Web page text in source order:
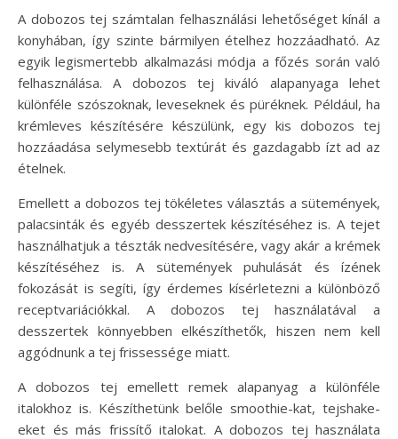
A dobozos tej számtalan felhasználási lehetőséget kínál a
konyhában, így szinte bármilyen ételhez hozzáadható. Az
egyik legismertebb alkalmazási módja a főzés során való
felhasználása. A dobozos tej kiváló alapanyaga lehet
különféle szószoknak, leveseknek és püréknek. Például, ha
krémleves készítésére készülünk, egy kis dobozos tej
hozzáadása selymesebb textúrát és gazdagabb ízt ad az
ételnek.
Emellett a dobozos tej tökéletes választás a sütemények,
palacsinták és egyéb desszertek készítéséhez is. A tejet
használhatjuk a tészták nedvesítésére, vagy akár a krémek
készítéséhez is. A sütemények puhulását és ízének
fokozását is segíti, így érdemes kísérletezni a különböző
receptvariációkkal. A dobozos tej használatával a
desszertek könnyebben elkészíthetők, hiszen nem kell
aggódnunk a tej frissessége miatt.
A dobozos tej emellett remek alapanyag a különféle
italokhoz is. Készíthetünk belőle smoothie-kat, tejshake-
eket és más frissítő italokat. A dobozos tej használata